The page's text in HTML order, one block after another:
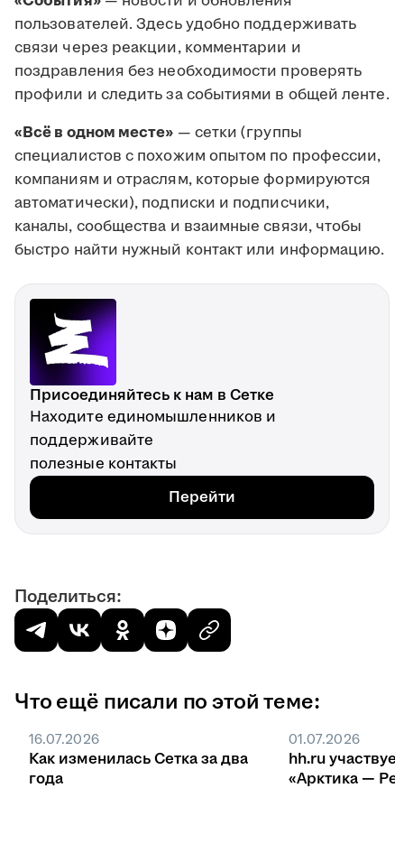
пользователей. Здесь удобно поддерживать
связи через реакции, комментарии и
поздравления без необходимости проверять
профили и следить за событиями в общей ленте.
«Всё в одном месте» — сетки (группы
специалистов с похожим опытом по профессии,
компаниям и отраслям, которые формируются
автоматически), подписки и подписчики,
каналы, сообщества и взаимные связи, чтобы
быстро найти нужный контакт или информацию.
Присоединяйтесь к нам в Сетке
Находите единомышленников и
поддерживайте
полезные контакты
Перейти
Поделиться:
Что ещё писали по этой теме:
16.07.2026
Как изменилась Сетка за два
года
01.07.2026
hh.ru
«Арктика —